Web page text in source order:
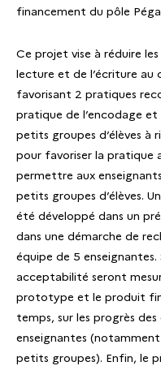
financement du pôle
Ce projet vise à réduire
lecture et de l’écriture au
favorisant 2 pratiques
pratique de l’encodage et
petits groupes d’élèves à
pour favoriser la pratique
permettre aux
petits groupes d’élèves.
été développé dans un
dans une démarche de
équipe de 5
acceptabilité seront
prototype et le produit
temps, sur les progrès des
enseignantes
petits groupes). Enfin, le